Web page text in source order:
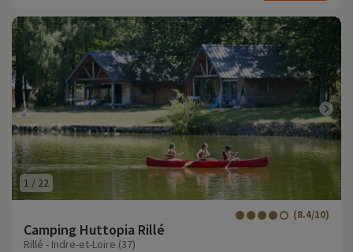
1 / 22
Camping Huttopia Rillé
(8.4/10)
Rillé - Indre-et-Loire (37)